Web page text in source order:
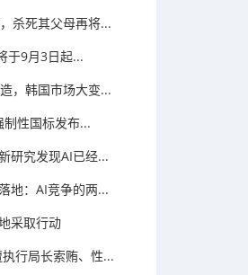
杀死其父母再将...
于9月3日起...
，韩国市场大变...
性国标发布...
研究发现AI已经...
地：AI竞争的两...
采取行动
行局长索贿、性...